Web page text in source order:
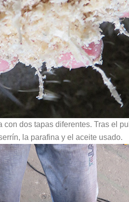
dos tapas diferentes. Tras el
la parafina y el aceite usado.